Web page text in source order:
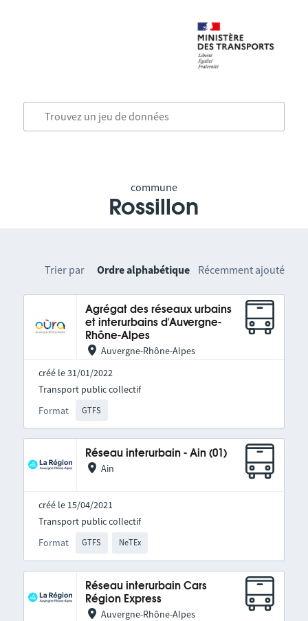
commune
Rossillon
Trier par Ordre alphabétique Récemment ajouté
Agrégat des réseaux urbains
et interurbains d'Auvergne-
Rhône-Alpes
Auvergne-Rhône-Alpes
créé le 31/01/2022
Format GTFS
Transport public collectif
Réseau interurbain - Ain (01)
Ain
créé le 15/04/2021
Format GTFS NeTEx
Transport public collectif
Réseau interurbain Cars
Région Express
Auvergne-Rhône-Alpes